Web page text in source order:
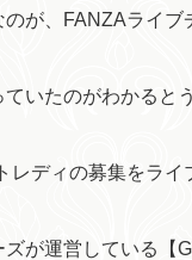
のが、FANZAライブ
いたのがわかると
ディの募集をラ
が運営している【